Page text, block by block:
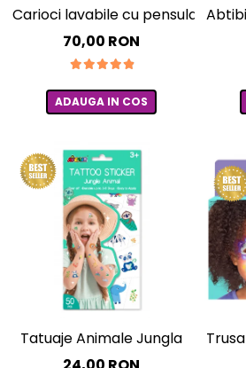
Jucarii Senzoriale
Teatru de papusi
Stilouri
Tempera și acuarele
Carioci lavabile cu pensula, Big
70,00 RON
ADAUGA IN COS
Tatuaje Animale Jungla